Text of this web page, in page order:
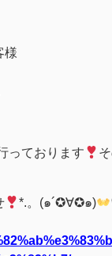
様
っております
*.。(๑´✪∀✪๑)